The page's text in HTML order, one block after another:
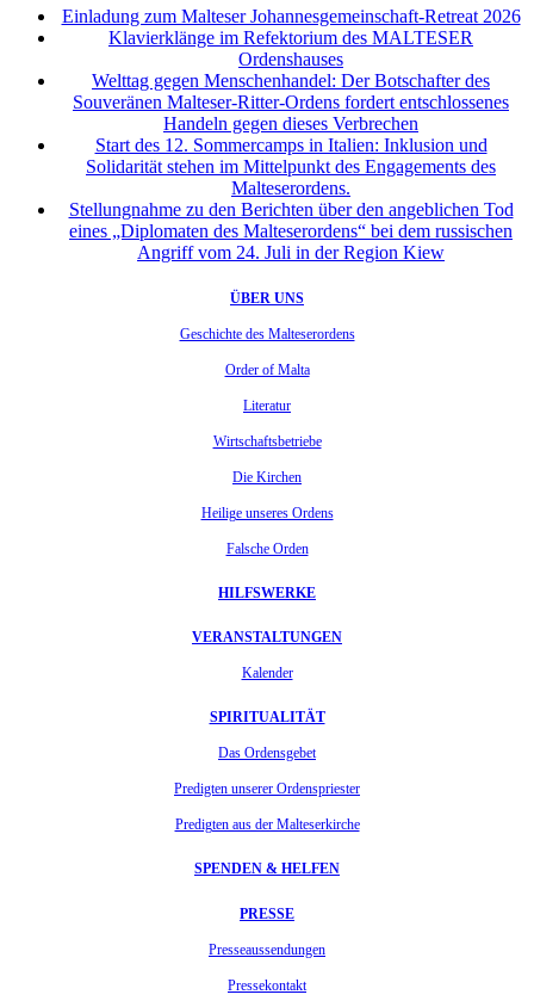
Einladung zum Malteser Johannesgemeinschaft-Retreat 2026
Klavierklänge im Refektorium des MALTESER
Ordenshauses
Welttag gegen Menschenhandel: Der Botschafter des
Souveränen Malteser-Ritter-Ordens fordert entschlossenes
Handeln gegen dieses Verbrechen
Start des 12. Sommercamps in Italien: Inklusion und
Solidarität stehen im Mittelpunkt des Engagements des
Malteserordens.
Stellungnahme zu den Berichten über den angeblichen Tod
eines „Diplomaten des Malteserordens“ bei dem russischen
Angriff vom 24. Juli in der Region Kiew
ÜBER UNS
Geschichte des Malteserordens
Order of Malta
Literatur
Wirtschaftsbetriebe
Die Kirchen
Heilige unseres Ordens
Falsche Orden
HILFSWERKE
VERANSTALTUNGEN
Kalender
SPIRITUALITÄT
Das Ordensgebet
Predigten unserer Ordenspriester
Predigten aus der Malteserkirche
SPENDEN & HELFEN
PRESSE
Presseaussendungen
Pressekontakt